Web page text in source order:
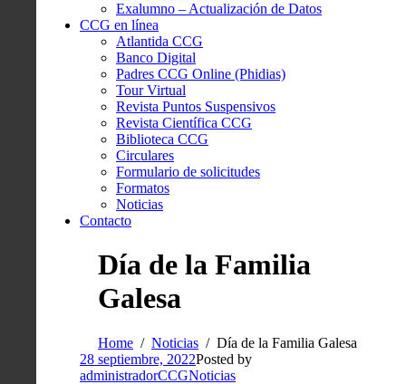
Exalumno – Actualización de Datos
CCG en línea
Atlantida CCG
Banco Digital
Padres CCG Online (Phidias)
Tour Virtual
Revista Puntos Suspensivos
Revista Científica CCG
Biblioteca CCG
Circulares
Formulario de solicitudes
Formatos
Noticias
Contacto
Día de la Familia
Galesa
Home Noticias
Día de la Familia Galesa
28 septiembre, 2022Posted by
administradorCCGNoticias